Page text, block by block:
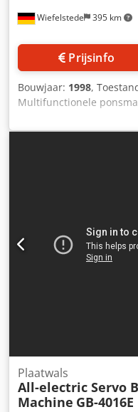
Wiefelstede 395 km
Prijsinfo
Bouwjaar: 1998,
Multifunctionele
gatpons Dcjdob A
aandrijving -bouwjaar:
Plaatwals
All-electric Servo
Machine GB-4016E